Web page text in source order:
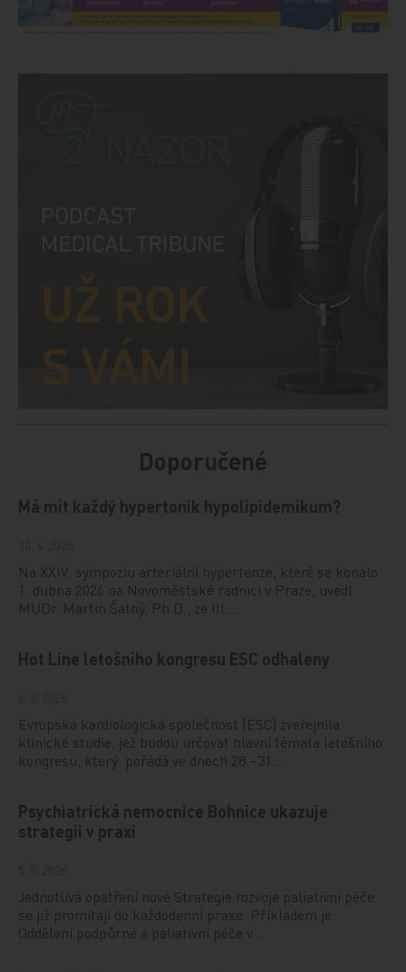
Doporučené
Má mít každý hypertonik hypolipidemikum?
Na XXIV. sympoziu arteriální hypertenze, které se konalo
1. dubna 2026 na Novoměstské radnici v Praze, uvedl
MUDr. Martin Šatný, Ph.D., ze III.…
Hot Line letošního kongresu ESC odhaleny
Evropská kardiologická společnost (ESC) zveřejnila
klinické studie, jež budou určovat hlavní témata letošního
kongresu, který pořádá ve dnech 28.–31…
Psychiatrická nemocnice Bohnice ukazuje
strategii v praxi
Jednotlivá opatření nové Strategie rozvoje paliativní péče
se již promítají do každodenní praxe. Příkladem je
Oddělení podpůrné a paliativní péče v…